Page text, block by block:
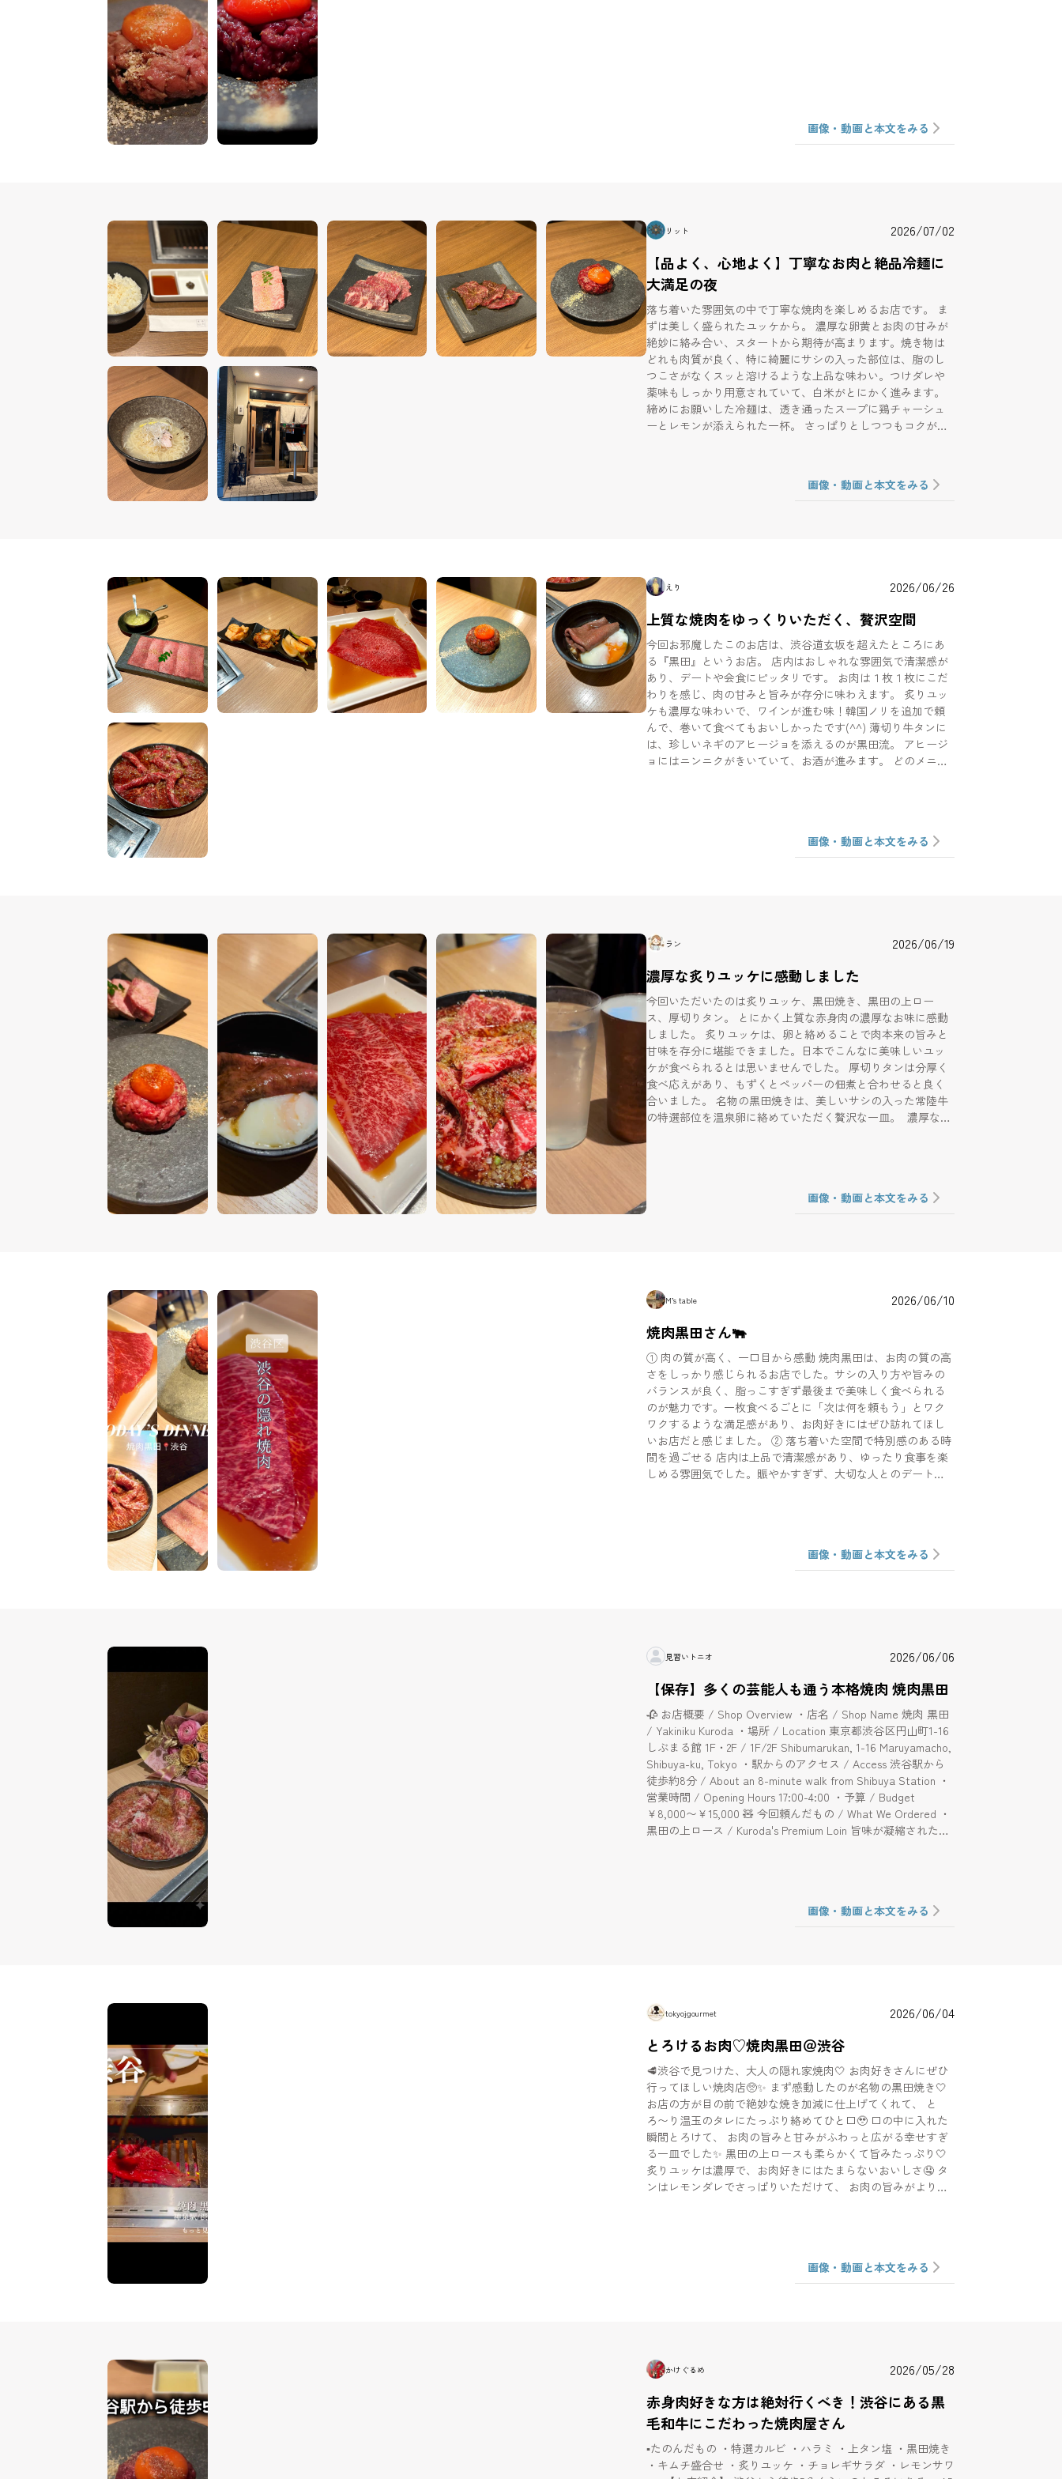
画像・動画と本文をみる
リット 2026/07/02
【品よく、心地よく】丁寧なお肉と絶品冷麺に
大満足の夜
落ち着いた雰囲気の中で丁寧な焼肉を楽しめるお店です。 ま
ずは美しく盛られたユッケから。 濃厚な卵黄とお肉の甘みが
絶妙に絡み合い、スタートから期待が高まります。焼き物は
どれも肉質が良く、特に綺麗にサシの入った部位は、脂のし
つこさがなくスッと溶けるような上品な味わい。つけダレや
薬味もしっかり用意されていて、白米がとにかく進みます。
締めにお願いした冷麺は、透き通ったスープに鶏チャーシュ
ーとレモンが添えられた一杯。 さっぱりとしつつもコクがあ
画像・動画と本文をみる
えり 2026/06/26
上質な焼肉をゆっくりいただく、贅沢空間
今回お邪魔したこのお店は、渋谷道玄坂を超えたところにあ
る『黒田』というお店。 店内はおしゃれな雰囲気で清潔感が
あり、デートや会食にピッタリです。 お肉は１枚１枚にこだ
わりを感じ、肉の甘みと旨みが存分に味わえます。 炙りユッ
ケも濃厚な味わいで、ワインが進む味！韓国ノリを追加で頼
んで、巻いて食べてもおいしかったです(^^) 薄切り牛タンに
は、珍しいネギのアヒージョを添えるのが黒田流。 アヒージ
ョにはニンニクがきいていて、お酒が進みます。 どのメニュ
画像・動画と本文をみる
ラン 2026/06/19
濃厚な炙りユッケに感動しました
今回いただいたのは炙りユッケ、黒田焼き、黒田の上ロー
ス、厚切りタン。 とにかく上質な赤身肉の濃厚なお味に感動
しました。 炙りユッケは、卵と絡めることで肉本来の旨みと
甘味を存分に堪能できました。日本でこんなに美味しいユッ
ケが食べられるとは思いませんでした。 厚切りタンは分厚く
食べ応えがあり、もずくとペッパーの佃煮と合わせると良く
合いました。 名物の黒田焼きは、美しいサシの入った常陸牛
の特選部位を温泉卵に絡めていただく贅沢な一皿。 濃厚な卵
頼みましたがこれが大当たり。お酒のようなドライな味で今
画像・動画と本文をみる
M’s table 2026/06/10
焼肉黒田さん🐃
① 肉の質が高く、一口目から感動 焼肉黒田は、お肉の質の高
さをしっかり感じられるお店でした。サシの入り方や旨みの
バランスが良く、脂っこすぎず最後まで美味しく食べられる
のが魅力です。一枚食べるごとに「次は何を頼もう」とワク
ワクするような満足感があり、お肉好きにはぜひ訪れてほし
いお店だと感じました。 ② 落ち着いた空間で特別感のある時
間を過ごせる 店内は上品で清潔感があり、ゆったり食事を楽
しめる雰囲気でした。賑やかすぎず、大切な人とのデートや
る印象でした。何度訪れても新しい発見がありそうです。
「美味しい焼肉をゆっくり味わいたい」という人には、自信
画像・動画と本文をみる
見習いトニオ 2026/06/06
【保存】多くの芸能人も通う本格焼肉 焼肉黒田
🥀 お店概要 / Shop Overview ・店名 / Shop Name 焼肉 黒田
/ Yakiniku Kuroda ・場所 / Location 東京都渋谷区円山町1-16
しぶまる館 1F・2F / 1F/2F Shibumarukan, 1-16 Maruyamacho,
Shibuya-ku, Tokyo ・駅からのアクセス / Access 渋谷駅から
徒歩約8分 / About an 8-minute walk from Shibuya Station ・
営業時間 / Opening Hours 17:00-4:00 ・予算 / Budget
￥8,000〜￥15,000 🧸 今回頼んだもの / What We Ordered ・
黒田の上ロース / Kuroda's Premium Loin 旨味が凝縮された肉
絡む贅沢な一皿。 / A luxurious dish perfectly paired with
画像・動画と本文をみる
tokyojgourmet 2026/06/04
とろけるお肉♡焼肉黒田＠渋谷
🥩渋谷で見つけた、大人の隠れ家焼肉🤍 お肉好きさんにぜひ
行ってほしい焼肉店🥺✨ まず感動したのが名物の黒田焼き🤍
お店の方が目の前で絶妙な焼き加減に仕上げてくれて、 と
ろ〜り温玉のタレにたっぷり絡めてひと口🥹 口の中に入れた
瞬間とろけて、 お肉の旨みと甘みがふわっと広がる幸せすぎ
る一皿でした✨ 黒田の上ロースも柔らかくて旨みたっぷり🤍
炙りユッケは濃厚で、お肉好きにはたまらないおいしさ🤤 タ
ンはレモンダレでさっぱりいただけて、 お肉の旨みがより引
画像・動画と本文をみる
かけぐるめ 2026/05/28
赤身肉好きな方は絶対行くべき！渋谷にある黒
毛和牛にこだわった焼肉屋さん
▪️たのんだもの ・特選カルビ ・ハラミ ・上タン塩 ・黒田焼き
・キムチ盛合せ ・炙りユッケ ・チョレギサラダ ・レモンサワ